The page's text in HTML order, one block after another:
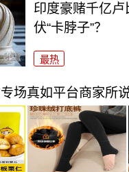
印度豪赌千亿
伏“卡脖子”？
最热
场真如平台商家所